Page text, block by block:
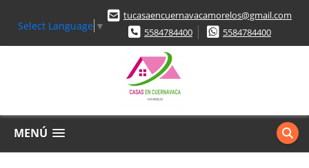
Select Language ▼
tucasaencuernavacamorelos@gmail.com
5584784400
5584784400
MENÚ